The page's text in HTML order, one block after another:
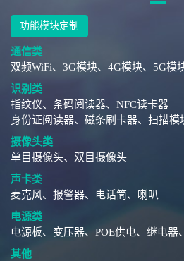
功能模块定制
通信类
双频WiFi、3G模块、4G模块、5G模
识别类
指纹仪、条码阅读器、NFC读卡器
身份证阅读器、磁条刷卡器、扫描
摄像头类
单目摄像头、双目摄像头
声卡类
麦克风、报警器、电话筒、喇叭
电源类
电源板、变压器、POE供电、继电器
其他